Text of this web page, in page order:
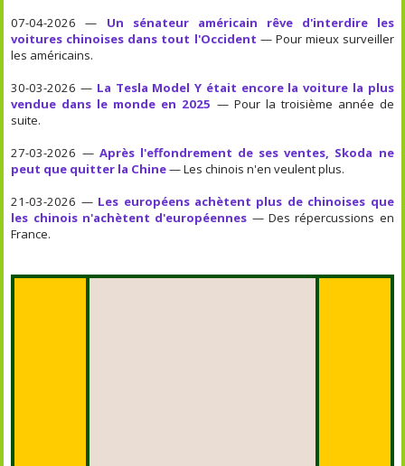
07-04-2026 — Un sénateur américain rêve d'interdire les
voitures chinoises dans tout l'Occident — Pour mieux surveiller
les américains.
30-03-2026 — La Tesla Model Y était encore la voiture la plus
vendue dans le monde en 2025 — Pour la troisième année de
suite.
27-03-2026 — Après l'effondrement de ses ventes, Skoda ne
peut que quitter la Chine— Les chinois n'en veulent plus.
21-03-2026 — Les européens achètent plus de chinoises que
les chinois n'achètent d'européennes — Des répercussions en
France.